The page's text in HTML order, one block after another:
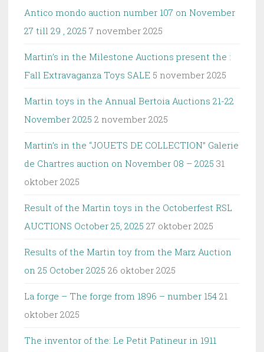
Antico mondo auction number 107 on November
27 till 29 , 2025 7 november 2025
Martin’s in the Milestone Auctions present the :
Fall Extravaganza Toys SALE 5 november 2025
Martin toys in the Annual Bertoia Auctions 21-22
November 2025 2 november 2025
Martin’s in the “JOUETS DE COLLECTION” Galerie
de Chartres auction on November 08 – 2025 31
oktober 2025
Result of the Martin toys in the Octoberfest RSL
AUCTIONS October 25, 2025 27 oktober 2025
Results of the Martin toy from the Marz Auction
on 25 October 2025 26 oktober 2025
La forge – The forge from 1896 – number 154 21
oktober 2025
The inventor of the: Le Petit Patineur in 1911